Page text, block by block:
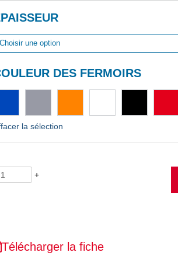
DES FERMOIRS
la sélection
+
Télécharger la fiche